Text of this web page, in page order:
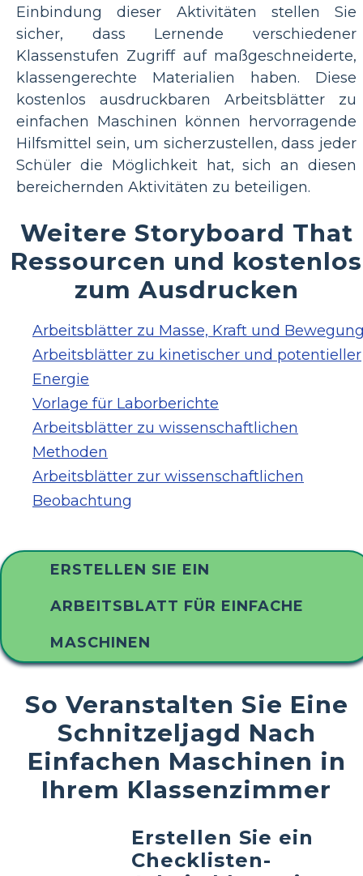
Einbindung dieser Aktivitäten stellen Sie
sicher, dass Lernende verschiedener
Klassenstufen Zugriff auf maßgeschneiderte,
klassengerechte Materialien haben. Diese
kostenlos ausdruckbaren Arbeitsblätter zu
einfachen Maschinen können hervorragende
Hilfsmittel sein, um sicherzustellen, dass jeder
Schüler die Möglichkeit hat, sich an diesen
bereichernden Aktivitäten zu beteiligen.
Weitere Storyboard That
Ressourcen und kostenlos
zum Ausdrucken
Arbeitsblätter zu Masse, Kraft und
Arbeitsblätter zu kinetischer und potentieller
Energie
Vorlage für Laborberichte
Arbeitsblätter zu wissenschaftlichen
Methoden
Arbeitsblätter zur wissenschaftlichen
Beobachtung
ERSTELLEN SIE EIN
ARBEITSBLATT FÜR EINFACHE
MASCHINEN
So Veranstalten Sie Eine
Schnitzeljagd Nach
Einfachen Maschinen in
Ihrem Klassenzimmer
Erstellen Sie ein
Checklisten-